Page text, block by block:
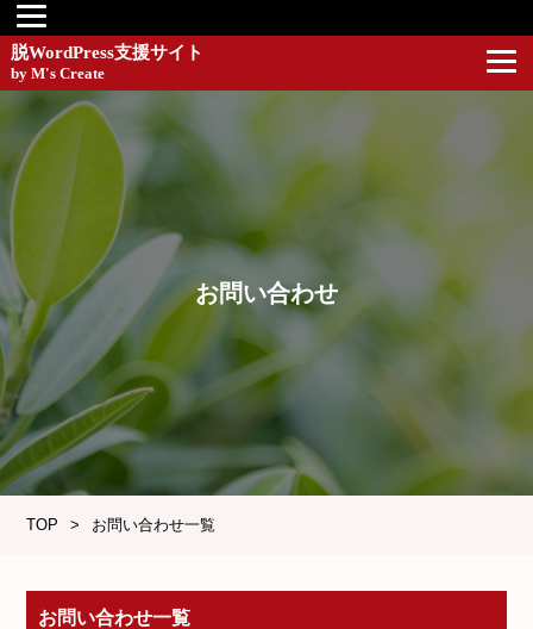
脱WordPress支援サイト
by M's Create
お問い合わせ
TOP お問い合わせ一覧
お問い合わせ一覧